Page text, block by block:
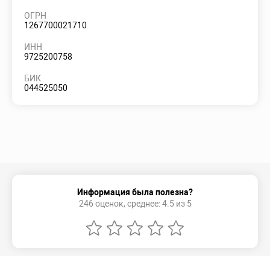
ОГРН
1267700021710
ИНН
9725200758
БИК
044525050
Информация была полезна?
246 оценок, среднее: 4.5 из 5